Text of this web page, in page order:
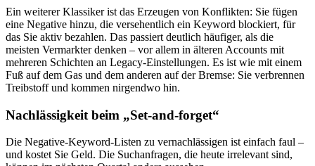
Ein weiterer Klassiker ist das Erzeugen von Konflikten: Sie fügen
eine Negative hinzu, die versehentlich ein Keyword blockiert, für
das Sie aktiv bezahlen. Das passiert deutlich häufiger, als die
meisten Vermarkter denken – vor allem in älteren Accounts mit
mehreren Schichten an Legacy-Einstellungen. Es ist wie mit einem
Fuß auf dem Gas und dem anderen auf der Bremse: Sie verbrennen
Treibstoff und kommen nirgendwo hin.
Nachlässigkeit beim „Set-and-forget“
Die Negative-Keyword-Listen zu vernachlässigen ist einfach faul –
und kostet Sie Geld. Die Suchanfragen, die heute irrelevant sind,